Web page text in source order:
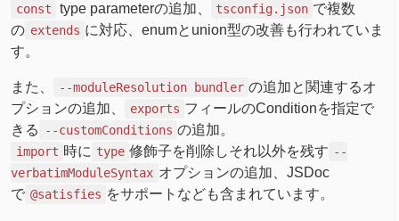
const type parameterの追加、 tsconfig.json で複数
の extends に対応、enumとunion型の改善も行われていま
す。
また、 --moduleResolution bundler の追加と関連するオ
プションの追加、
exports フィールのConditionを指定で
きる
--customConditions の追加。
import 時に type 修飾子を削除しそれ以外を残す --
verbatimModuleSyntax オプションの追加、JSDoc
で @satisfies をサポートなども含まれています。